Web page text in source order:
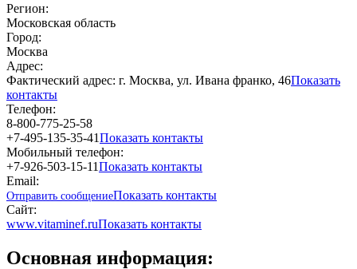
Регион:
Московская область
Город:
Москва
Адрес:
Фактический адрес: г. Москва, ул. Ивана франко, 46Показать
контакты
Телефон:
8-800-775-25-58
+7-495-135-35-41Показать контакты
Мобильный телефон:
+7-926-503-15-11Показать контакты
Email:
Отправить сообщениеПоказать контакты
Сайт:
www.vitaminef.ruПоказать контакты
Основная информация: